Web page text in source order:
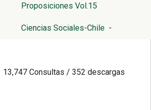
Proposiciones Vol.15
Ciencias Sociales-Chile -
13,747 Consultas / 352 descargas